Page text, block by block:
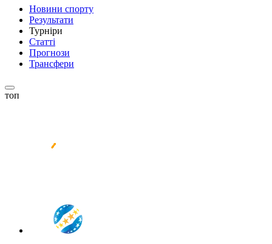
Новини спорту
Результати
Турніри
Статті
Прогнози
Трансфери
топ